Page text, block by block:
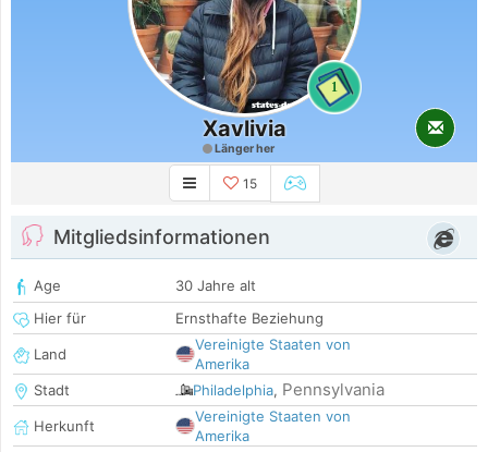
1
Xavlivia
Länger her
15
Mitgliedsinformationen
Age
30 Jahre alt
Hier für
Ernsthafte Beziehung
Land
Vereinigte Staaten von
Amerika
Stadt
Philadelphia, Pennsylvania
Herkunft
Vereinigte Staaten von
Amerika